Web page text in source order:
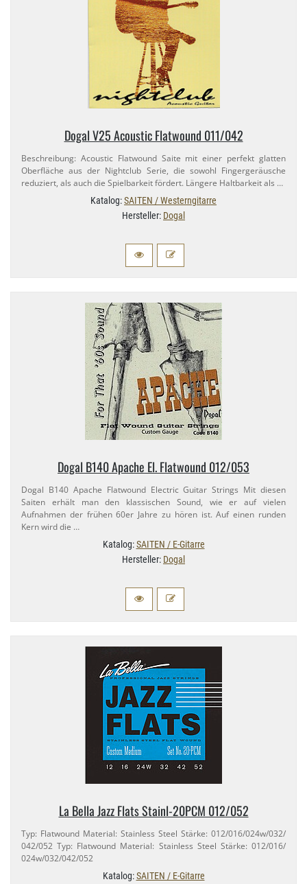
Dogal V25 Acoustic Flatwound 011/​042
Beschreibung: Acoustic Flatwound Saite mit einer perfekt glatten
Oberfläche aus der Nightclub Serie, die sowohl Fingergeräusche
reduziert, als auch die Spielbarkeit fördert. Längere Haltbarkeit als …
Katalog:SAITEN / Westerngitarre
Hersteller: Dogal
Dogal B140 Apache El. Flatwound 012/​053
Dogal B140 Apache Flatwound Electric Guitar Strings Mit diesen
Saiten erhält man den klassischen Sound, wie er auf vielen
Aufnahmen der frühen 60er Jahre zu hören ist. Auf einen runden
Kern wird die …
Katalog:SAITEN / E-Gitarre
Hersteller: Dogal
La Bella Jazz Flats Stainl-​20PCM 012/​052
Typ: Flatwound Material: Stainless Steel Stärke: 012/​016/​024w/​032/​
042/​052 Typ: Flatwound Material: Stainless Steel Stärke: 012/​016/​
024w/​032/​042/​052
Katalog:SAITEN / E-Gitarre